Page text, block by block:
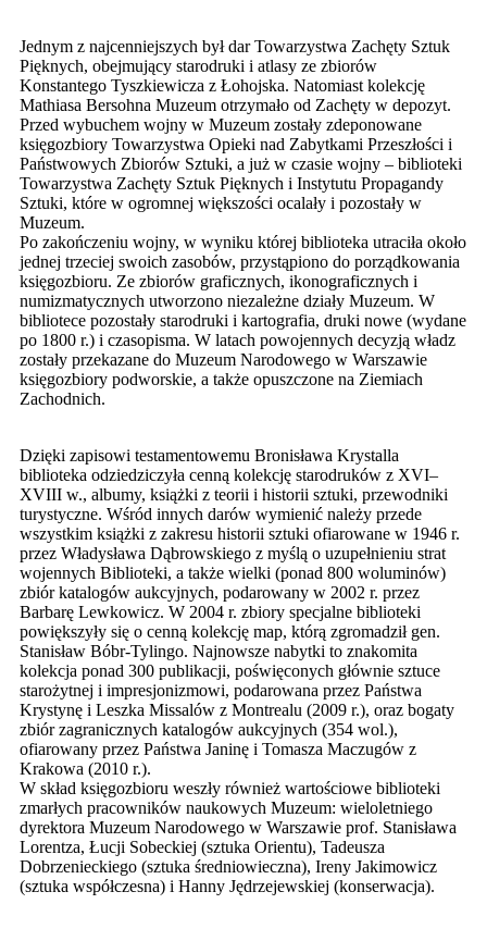
Jednym z najcenniejszych był dar Towarzystwa Zachęty Sztuk
Pięknych, obejmujący starodruki i atlasy ze zbiorów
Konstantego Tyszkiewicza z Łohojska. Natomiast kolekcję
Mathiasa Bersohna Muzeum otrzymało od Zachęty w depozyt.
Przed wybuchem wojny w Muzeum zostały zdeponowane
księgozbiory Towarzystwa Opieki nad Zabytkami Przeszłości i
Państwowych Zbiorów Sztuki, a już w czasie wojny – biblioteki
Towarzystwa Zachęty Sztuk Pięknych i Instytutu Propagandy
Sztuki, które w ogromnej większości ocalały i pozostały w
Muzeum.
Po zakończeniu wojny, w wyniku której biblioteka utraciła około
jednej trzeciej swoich zasobów, przystąpiono do porządkowania
księgozbioru. Ze zbiorów graficznych, ikonograficznych i
numizmatycznych utworzono niezależne działy Muzeum. W
bibliotece pozostały starodruki i kartografia, druki nowe (wydane
po 1800 r.) i czasopisma. W latach powojennych decyzją władz
zostały przekazane do Muzeum Narodowego w Warszawie
księgozbiory podworskie, a także opuszczone na Ziemiach
Zachodnich.
Dzięki zapisowi testamentowemu Bronisława Krystalla
biblioteka odziedziczyła cenną kolekcję starodruków z XVI–
XVIII w., albumy, książki z teorii i historii sztuki, przewodniki
turystyczne. Wśród innych darów wymienić należy przede
wszystkim książki z zakresu historii sztuki ofiarowane w 1946 r.
przez Władysława Dąbrowskiego z myślą o uzupełnieniu strat
wojennych Biblioteki, a także wielki (ponad 800 woluminów)
zbiór katalogów aukcyjnych, podarowany w 2002 r. przez
Barbarę Lewkowicz. W 2004 r. zbiory specjalne biblioteki
powiększyły się o cenną kolekcję map, którą zgromadził gen.
Stanisław Bóbr-Tylingo. Najnowsze nabytki to znakomita
kolekcja ponad 300 publikacji, poświęconych głównie sztuce
starożytnej i impresjonizmowi, podarowana przez Państwa
Krystynę i Leszka Missalów z Montrealu (2009 r.), oraz bogaty
zbiór zagranicznych katalogów aukcyjnych (354 wol.),
ofiarowany przez Państwa Janinę i Tomasza Maczugów z
Krakowa (2010 r.).
W skład księgozbioru weszły również wartościowe biblioteki
zmarłych pracowników naukowych Muzeum: wieloletniego
dyrektora Muzeum Narodowego w Warszawie prof. Stanisława
Lorentza, Łucji Sobeckiej (sztuka Orientu), Tadeusza
Dobrzenieckiego (sztuka średniowieczna), Ireny Jakimowicz
(sztuka współczesna) i Hanny Jędrzejewskiej (konserwacja).